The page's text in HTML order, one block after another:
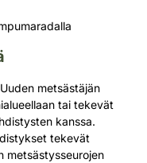
metsästäjän
tai tekevät
kanssa.
tekevät
metsästysseurojen